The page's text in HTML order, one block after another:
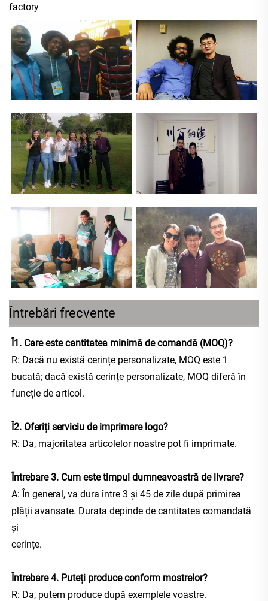
Întrebări frecvente
Î1. Care este cantitatea minimă de comandă (MOQ)?
R: Dacă nu există cerințe personalizate, MOQ este 1
bucată; dacă există cerințe personalizate, MOQ diferă în
funcție de articol.
Î2. Oferiți serviciu de imprimare logo?
R: Da, majoritatea articolelor noastre pot fi imprimate.
Întrebare 3. Cum este timpul dumneavoastră de livrare?
A: În general, va dura între 3 și 45 de zile după primirea
plății avansate. Durata depinde de cantitatea comandată
și
cerințe.
Întrebare 4. Puteți produce conform mostrelor?
R: Da, putem produce după exemplele voastre.